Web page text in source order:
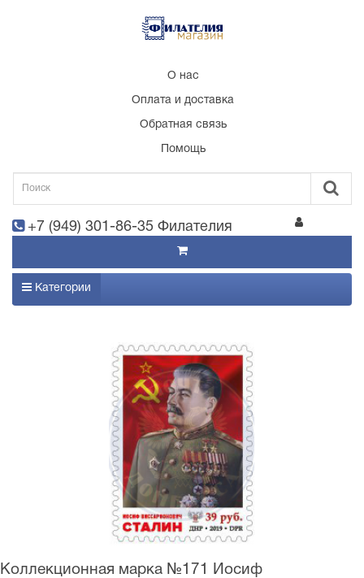
О нас
Оплата и доставка
Обратная связь
Помощь
+7 (949) 301-86-35 Филателия
Категории
Коллекционная марка №171 Иосиф